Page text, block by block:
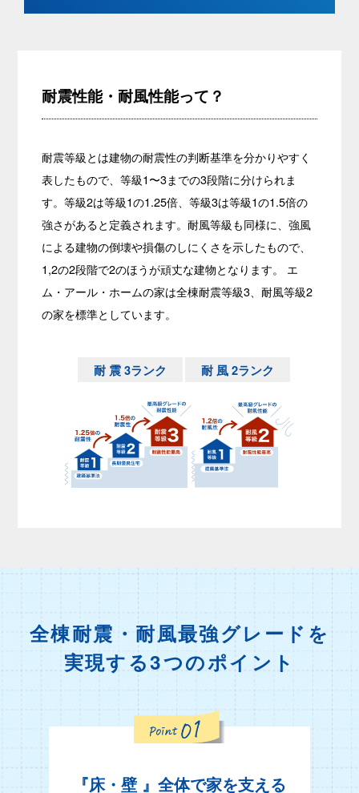
耐震性能・耐風性能って？
耐震等級とは建物の耐震性の判断基準を分かりやすく
表したもので、等級1〜3までの3段階に分けられま
す。等級2は等級1の1.25倍、等級3は等級1の1.5倍の
強さがあると定義されます。耐風等級も同様に、強風
による建物の倒壊や損傷のしにくさを示したもので、
1,2の2段階で2のほうが頑丈な建物となります。 エ
ム・アール・ホームの家は全棟耐震等級3、耐風等級2
の家を標準としています。
耐 震 3ランク 耐 風 2ランク
全棟耐震・耐風最強グレードを
実現する3つのポイント
『床・壁 』全体で家を支える